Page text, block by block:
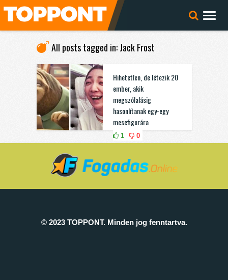
All posts tagged in: Jack Frost
Hihetetlen, de létezik 20
ember, akik
megszólalásig
hasonlítanak egy-egy
mesefigurára
1 0
© 2023 TOPPONT. Minden jog fenntartva.